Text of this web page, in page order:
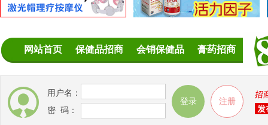
网站首页 保健品招商 会销保健品 膏药招商
用户名：
密 码：